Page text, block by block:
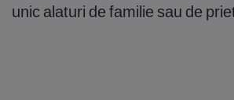
unic alaturi de familie sau de